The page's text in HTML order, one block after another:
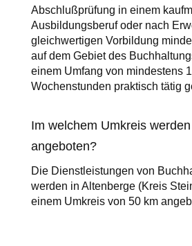
Abschlußprüfung in einem
Ausbildungsberuf oder nach
gleichwertigen Vorbildung
auf dem Gebiet des
einem Umfang von mindestens
Wochenstunden praktisch tätig
Im welchem Umkreis
angeboten?
Die Dienstleistungen von
werden in Altenberge (Kreis
einem Umkreis von 50 km